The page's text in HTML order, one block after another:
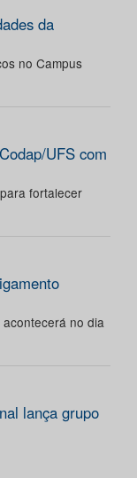
da
no Campus
UFS com
fortalecer
no dia
lança grupo